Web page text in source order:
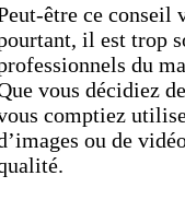
être ce conseil
il est trop
du
vous décidiez
comptiez
ou de